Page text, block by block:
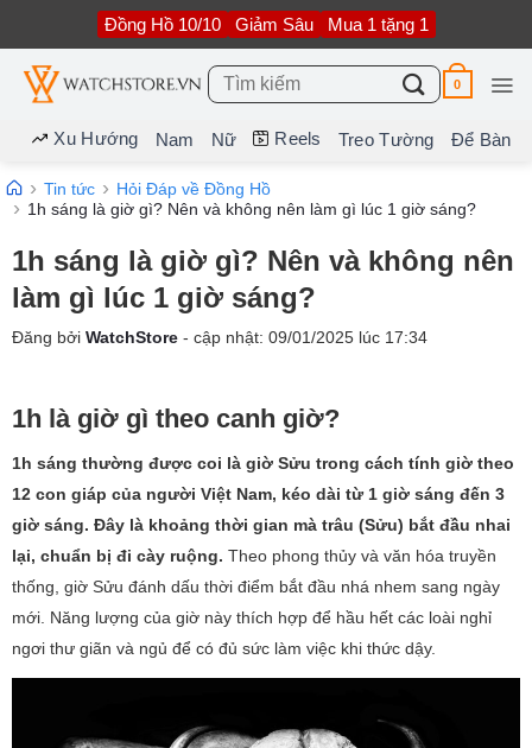
nội
dung
Đồng Hồ 10/10 Giảm Sâu Mua 1 tặng 1
Tìm
kiếm:
0
Xu Hướng Nam Nữ Reels Treo Tường Để Bàn
Tin tức
Hỏi Đáp về Đồng Hồ
1h sáng là giờ gì? Nên và không nên làm gì lúc 1 giờ sáng?
1h sáng là giờ gì? Nên và không nên
làm gì lúc 1 giờ sáng?
Đăng bởi WatchStore - cập nhật: 09/01/2025 lúc 17:34
1h là giờ gì theo canh giờ?
1h sáng thường được coi là giờ Sửu trong cách tính giờ theo
12 con giáp của người Việt Nam, kéo dài từ 1 giờ sáng đến 3
giờ sáng. Đây là khoảng thời gian mà trâu (Sửu) bắt đầu nhai
lại, chuẩn bị đi cày ruộng. Theo phong thủy và văn hóa truyền
thống, giờ Sửu đánh dấu thời điểm bắt đầu nhá nhem sang ngày
mới. Năng lượng của giờ này thích hợp để hầu hết các loài nghỉ
ngơi thư giãn và ngủ để có đủ sức làm việc khi thức dậy.